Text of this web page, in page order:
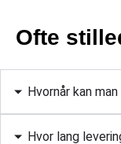
Ofte
Hvornår kan
Hvor lang